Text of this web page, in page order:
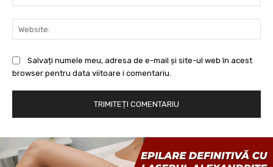
Salvați numele meu, adresa de e-mail și site-ul web în acest
browser pentru data viitoare i comentariu.